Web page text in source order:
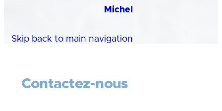
Michel
Skip back to main navigation
Contactez-nous